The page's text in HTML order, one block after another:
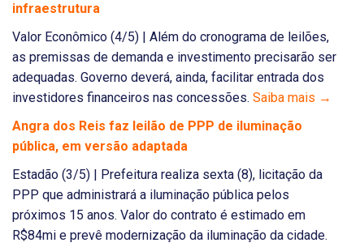
infraestrutura
Valor Econômico (4/5) | Além do cronograma de leilões,
as premissas de demanda e investimento precisarão ser
adequadas. Governo deverá, ainda, facilitar entrada dos
investidores financeiros nas concessões. Saiba mais →
Angra dos Reis faz leilão de PPP de iluminação
pública, em versão adaptada
Estadão (3/5) | Prefeitura realiza sexta (8), licitação da
PPP que administrará a iluminação pública pelos
próximos 15 anos. Valor do contrato é estimado em
R$84mi e prevê modernização da iluminação da cidade.